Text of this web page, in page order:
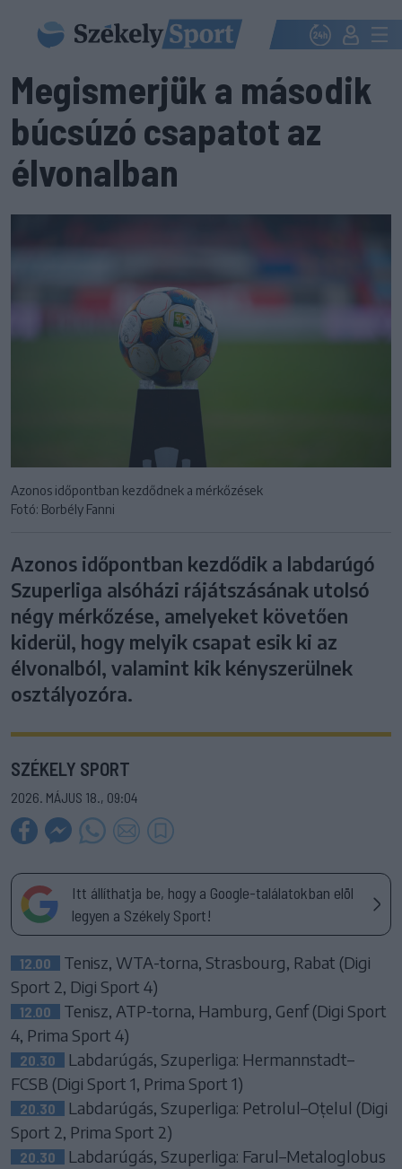
Megismerjük a második
búcsúzó csapatot az
élvonalban
Azonos időpontban kezdődnek a mérkőzések
Fotó: Borbély Fanni
Azonos időpontban kezdődik a labdarúgó
Szuperliga alsóházi rájátszásának utolsó
négy mérkőzése, amelyeket követően
kiderül, hogy melyik csapat esik ki az
élvonalból, valamint kik kényszerülnek
osztályozóra.
SZÉKELY SPORT
2026. MÁJUS 18., 09:04
Itt állíthatja be, hogy a Google-találatokban elöl
legyen a Székely Sport!
12.00
Tenisz, WTA-torna, Strasbourg, Rabat (Digi
Sport 2, Digi Sport 4)
12.00
Tenisz, ATP-torna, Hamburg, Genf (Digi Sport
4, Prima Sport 4)
20.30
Labdarúgás, Szuperliga: Hermannstadt–
FCSB (Digi Sport 1, Prima Sport 1)
20.30
Labdarúgás, Szuperliga: Petrolul–Oțelul (Digi
Sport 2, Prima Sport 2)
20.30
Labdarúgás, Szuperliga: Farul–Metaloglobus